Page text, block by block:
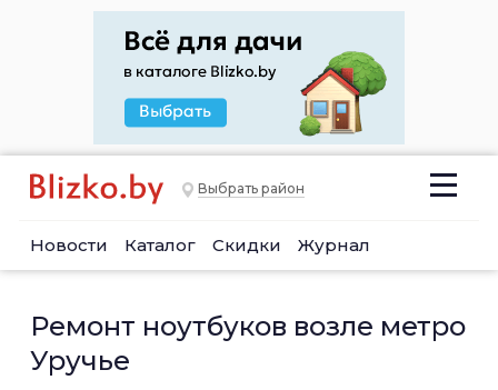
Выбрать район
Новости Каталог Скидки Журнал
Ремонт ноутбуков возле метро
Уручье